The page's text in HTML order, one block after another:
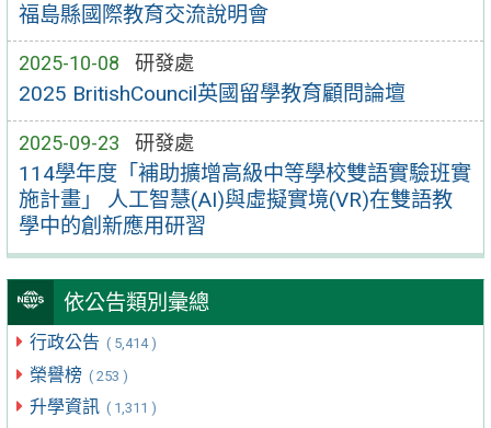
福島縣國際教育交流說明會
2025-10-08 研發處
2025 BritishCouncil英國留學教育顧問論壇
2025-09-23 研發處
114學年度「補助擴增高級中等學校雙語實驗班實
施計畫」 人工智慧(AI)與虛擬實境(VR)在雙語教
學中的創新應用研習
依公告類別彙總
行政公告 ( 5,414 )
榮譽榜 ( 253 )
升學資訊 ( 1,311 )